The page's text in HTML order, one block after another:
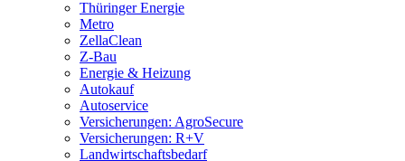
Thüringer Energie
Metro
ZellaClean
Z-Bau
Energie & Heizung
Autokauf
Autoservice
Versicherungen: AgroSecure
Versicherungen: R+V
Landwirtschaftsbedarf